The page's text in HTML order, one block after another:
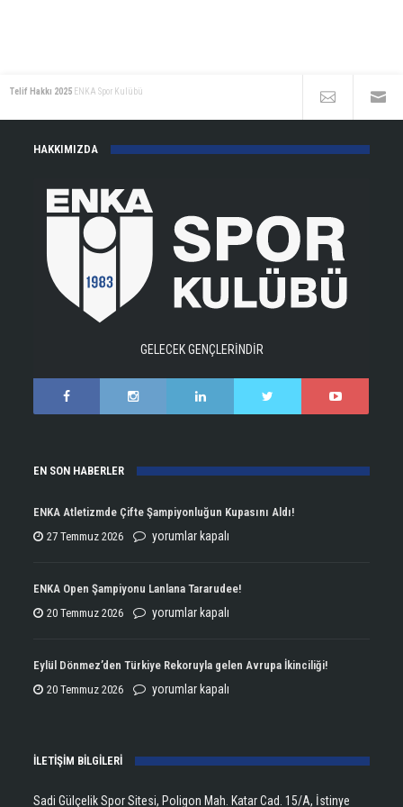
Telif Hakkı 2025 ENKA Spor Kulübü
HAKKIMIZDA
GELECEK GENÇLERİNDİR
EN SON HABERLER
ENKA Atletizmde Çifte Şampiyonluğun Kupasını Aldı!
27 Temmuz 2026
ENKA
Çifte
Şampiyonluğun
Aldı!
yorumlar kapalı
ENKA Open Şampiyonu Lanlana Tararudee!
20 Temmuz 2026
ENKA
Şampiyonu
Lanlana
yorumlar kapalı
Eylül Dönmez’den Türkiye Rekoruyla gelen Avrupa İkinciliği!
20 Temmuz 2026
Eylül
Rekoruyla
yorumlar kapalı
İLETİŞİM BİLGİLERİ
Sadi Gülçelik Spor Sitesi, Poligon Mah. Katar Cad. 15/A, İstinye